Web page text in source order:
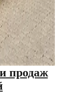
продаж